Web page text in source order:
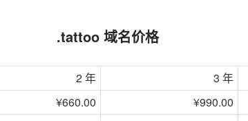
.tattoo 域名价格
2 年 3 年
¥660.00 ¥990.00